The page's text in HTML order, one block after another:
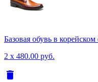
Базовая обувь в
2 x 480.00 руб.
delete